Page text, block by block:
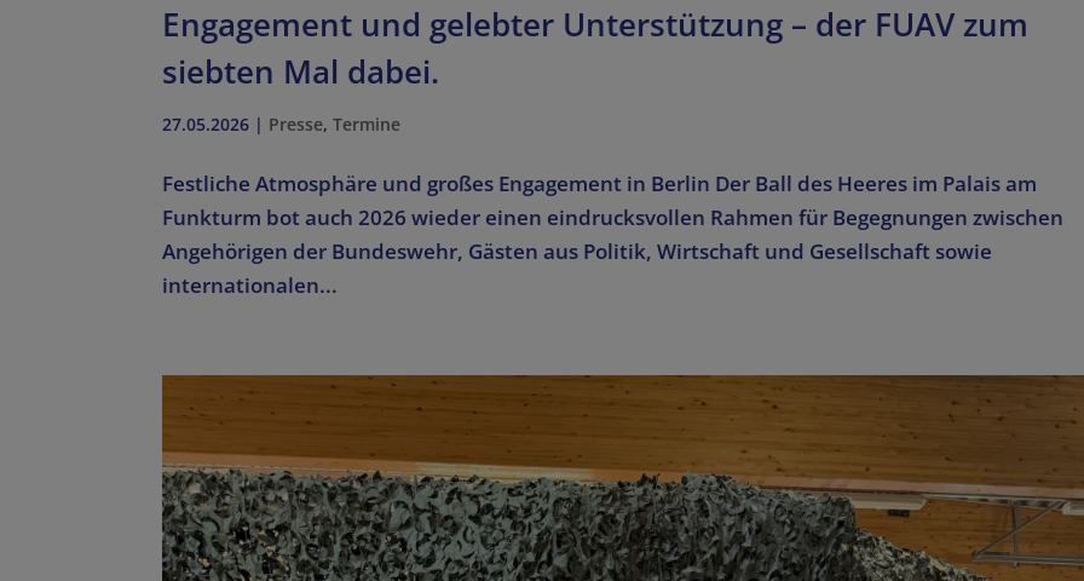
Engagement und gelebter Unterstützung – der FUAV zum
siebten Mal dabei.
27.05.2026 | Presse,Termine
Festliche Atmosphäre und großes Engagement in Berlin Der Ball des Heeres im Palais am
Funkturm bot auch 2026 wieder einen eindrucksvollen Rahmen für Begegnungen zwischen
Angehörigen der Bundeswehr, Gästen aus Politik, Wirtschaft und Gesellschaft sowie
internationalen...